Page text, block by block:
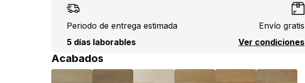
Periodo de entrega estimada
5 días laborables
Envío gratis
Ver condiciones
Acabados